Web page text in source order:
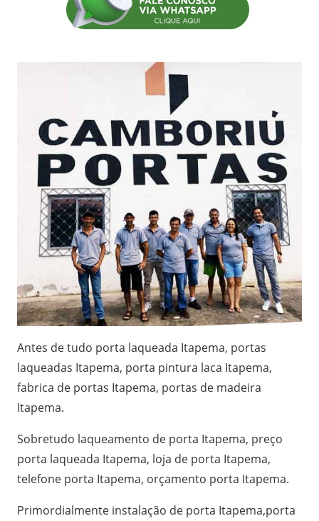
Antes de tudo porta laqueada Itapema, portas
laqueadas Itapema, porta pintura laca Itapema,
fabrica de portas Itapema, portas de madeira
Itapema.
Sobretudo laqueamento de porta Itapema, preço
porta laqueada Itapema, loja de porta Itapema,
telefone porta Itapema, orçamento porta Itapema.
Primordialmente instalação de porta Itapema,porta